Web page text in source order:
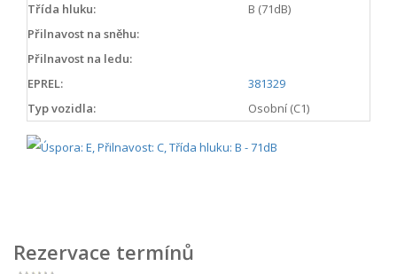
Třída hluku:
B (71dB)
Přilnavost na sněhu:
Přilnavost na ledu:
EPREL:
381329
Typ vozidla:
Osobní (C1)
Rezervace termínů